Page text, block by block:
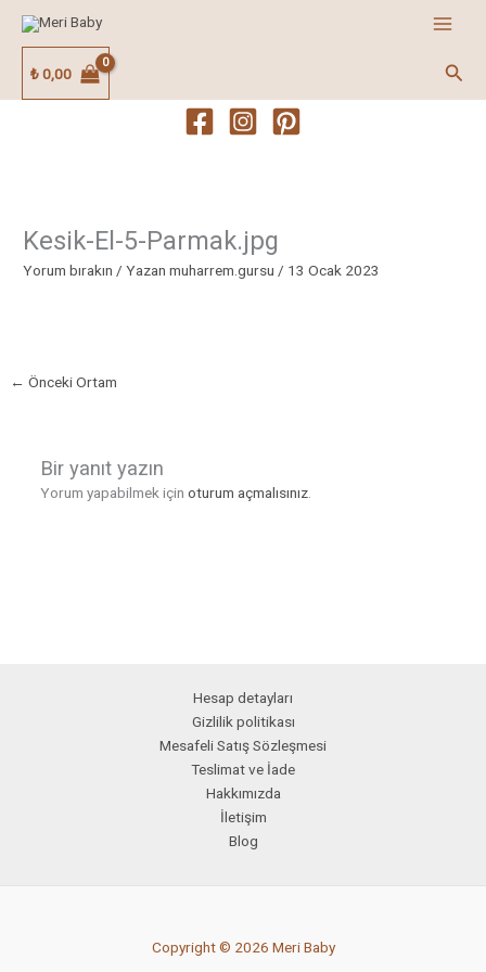
PCI-DSS Ödeme Güvenliği
atla
₺0,00
Kesik-El-5-Parmak.jpg
Yorum bırakın / Yazan muharrem.gursu/ 13 Ocak 2023
← Önceki Ortam
Bir yanıt yazın
Yorum yapabilmek için oturum açmalısınız.
Hesap detayları
Gizlilik politikası
Mesafeli Satış Sözleşmesi
Teslimat ve İade
Hakkımızda
İletişim
Blog
Copyright © 2026 Meri Baby